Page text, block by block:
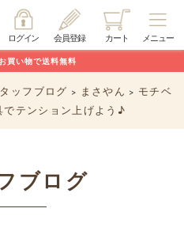
メニュー
カート
会員登録
ログイン
買い物で送料無料
ッフブログ > まさやん > モチベ
テンション上げよう♪
ブログ